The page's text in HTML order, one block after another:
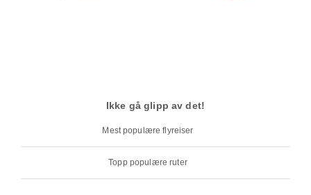
Ikke gå glipp av det!
Mest populære flyreiser
Topp populære ruter